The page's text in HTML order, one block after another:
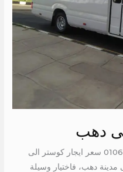
دهب
سعر ايجار كوستر الى دهب 01067451866 سعر ايجار كوستر الى
دهب، فاختيار وسيلة